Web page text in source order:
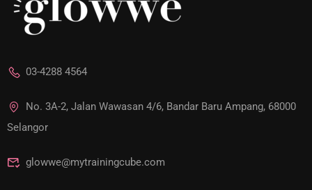
03-4288 4564
No. 3A-2, Jalan Wawasan 4/6, Bandar Baru Ampang, 68000
Selangor
glowwe@mytrainingcube.com